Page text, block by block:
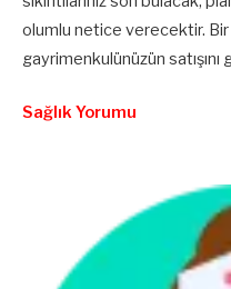
olumlu netice verecektir.
gayrimenkulünüzün
Sağlık Yorumu